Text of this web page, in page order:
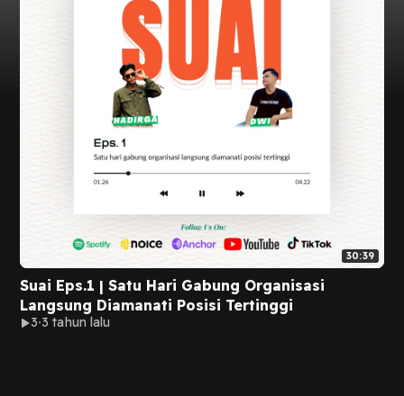
30:39
Suai Eps.1 | Satu Hari Gabung Organisasi
Langsung Diamanati Posisi Tertinggi
3 3 tahun lalu